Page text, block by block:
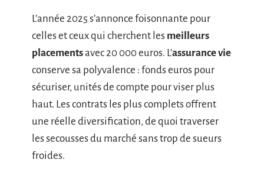
L’année 2025 s’annonce foisonnante pour
celles et ceux qui cherchent les meilleurs
placementsavec 20 000 euros. L’assurance vie
conserve sa polyvalence : fonds euros pour
sécuriser, unités de compte pour viser plus
haut. Les contrats les plus complets offrent
une réelle diversification, de quoi traverser
les secousses du marché sans trop de sueurs
froides.